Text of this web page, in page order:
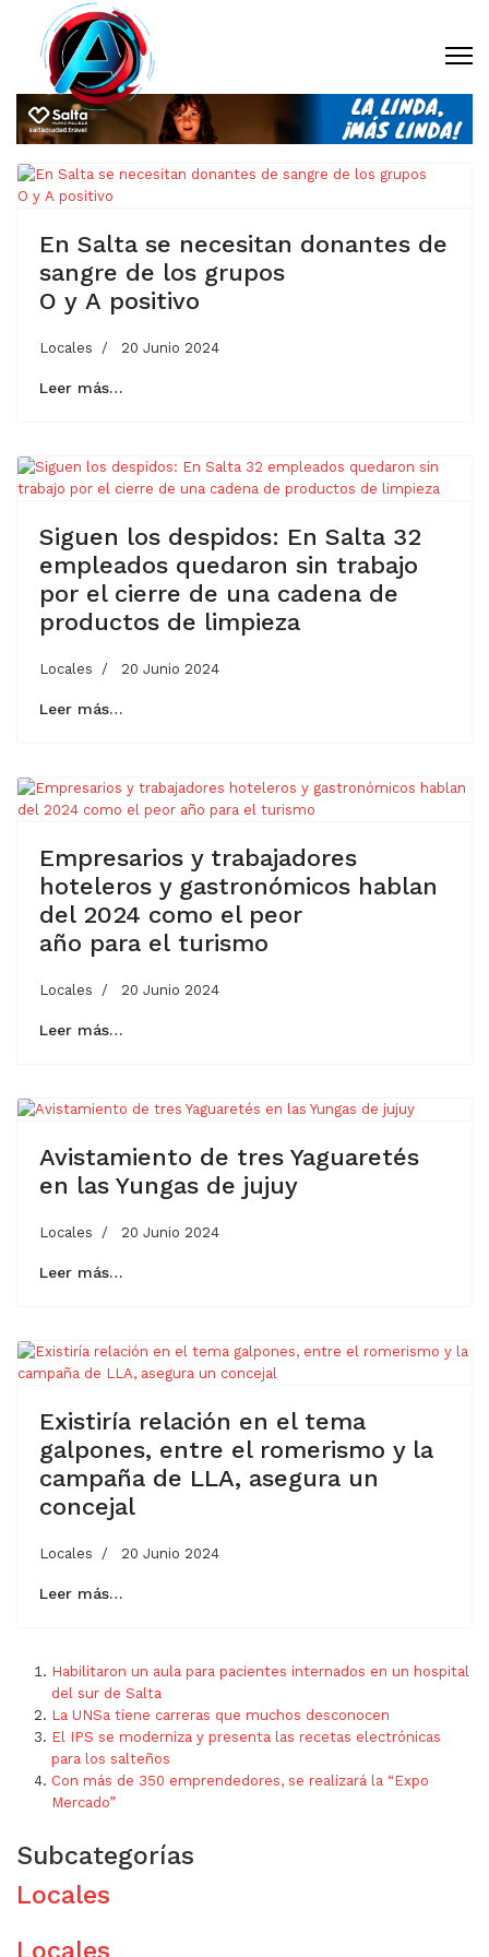
En Salta se necesitan donantes de
sangre de los grupos
O y A positivo
Locales 20 Junio 2024
Leer más…
Siguen los despidos: En Salta 32
empleados quedaron sin trabajo
por el cierre de una cadena de
productos de limpieza
Locales 20 Junio 2024
Leer más…
Empresarios y trabajadores
hoteleros y gastronómicos hablan
del 2024 como el peor
año para el turismo
Locales 20 Junio 2024
Leer más…
Avistamiento de tres Yaguaretés
en las Yungas de jujuy
Locales 20 Junio 2024
Leer más…
Existiría relación en el tema
galpones, entre el romerismo y la
campaña de LLA, asegura un
concejal
Locales 20 Junio 2024
Leer más…
Habilitaron un aula para pacientes internados en un hospital
del sur de Salta
La UNSa tiene carreras que muchos desconocen
El IPS se moderniza y presenta las recetas electrónicas
para los salteños
Con más de 350 emprendedores, se realizará la “Expo
Mercado”
Subcategorías
Locales
Locales